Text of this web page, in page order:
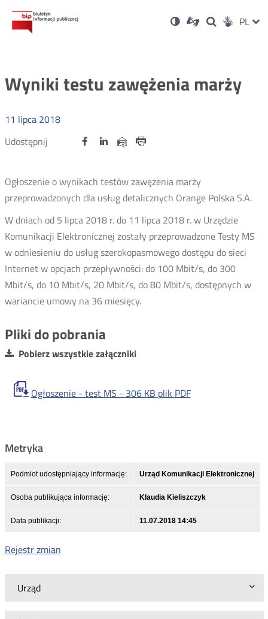
Ustawienia
Wersja
kontrastowa
Dla
niesłyszących
OtwórzOtwórz
w
Otwórz
w
Social PL
Urząd
Wyniki testu zawężenia marży
11 lipca 2018
Udostępnij
Udostępnij
Otwórz Udostępnij
na
OtwórzUdostępnij
na
OtwórzUdostępnij
przez
Ogłoszenie o wynikach testów zawężenia marży
przeprowadzonych dla usług detalicznych Orange Polska S.A.
W dniach od 5 lipca 2018 r. do 11 lipca 2018 r. w Urzędzie
Komunikacji Elektronicznej zostały przeprowadzone Testy MS
w odniesieniu do usług szerokopasmowego dostępu do sieci
Internet w opcjach przepływności: do 100 Mbit/s, do 300
Mbit/s, do 10 Mbit/s, 20 Mbit/s, do 80 Mbit/s, dostępnych w
wariancie umowy na 36 miesięcy.
Pliki do pobrania
Pobierz wszystkie załączniki
Ogłoszenie - test MS - 306 KB plik PDF
Metryka
Podmiot udostępniający informację: Urząd Komunikacji Elektronicznej
Osoba publikująca informację: Klaudia Kieliszczyk
Data publikacji: 11.07.2018 14:45
Rejestr zmian